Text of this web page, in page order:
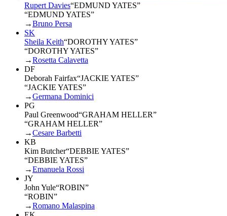
Rupert Davies“EDMUND YATES”
“EDMUND YATES”
→Bruno Persa
SK
Sheila Keith“DOROTHY YATES”
“DOROTHY YATES”
→Rosetta Calavetta
DF
Deborah Fairfax“JACKIE YATES”
“JACKIE YATES”
→Germana Dominici
PG
Paul Greenwood“GRAHAM HELLER”
“GRAHAM HELLER”
→Cesare Barbetti
KB
Kim Butcher“DEBBIE YATES”
“DEBBIE YATES”
→Emanuela Rossi
JY
John Yule“ROBIN”
“ROBIN”
→Romano Malaspina